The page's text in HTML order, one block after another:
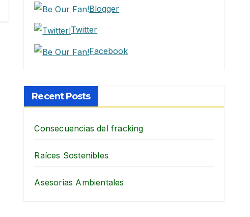
Blogger
Twitter
Facebook
Recent Posts
Consecuencias del fracking
Raíces Sostenibles
Asesorias Ambientales